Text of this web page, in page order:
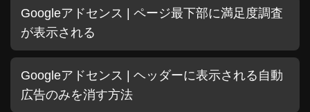
Googleアドセンス | ページ最下部に満足度調査
が表示される
Googleアドセンス | ヘッダーに表示される自動
広告のみを消す方法